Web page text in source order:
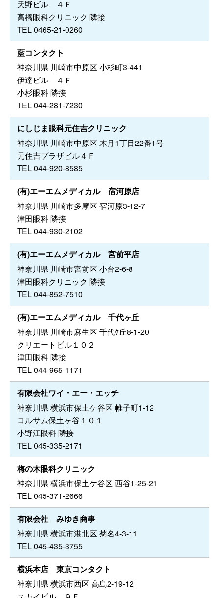
天野ビル ４Ｆ
高橋眼科クリニック 隣接
TEL 0465-21-0260
藍コンタクト
神奈川県 川崎市中原区 小杉町3-441
伊達ビル ４Ｆ
小杉眼科 隣接
TEL 044-281-7230
にしじま眼科元住吉クリニック
神奈川県 川崎市中原区 木月1丁目22番1号
元住吉プラザビル４Ｆ
TEL 044-920-8585
(有)エーエムメディカル 宿河原店
神奈川県 川崎市多摩区 宿河原3-12-7
津田眼科 隣接
TEL 044-930-2102
(有)エーエムメディカル 宮前平店
神奈川県 川崎市宮前区 小台2-6-8
津田眼科クリニック 隣接
TEL 044-852-7510
(有)エーエムメディカル 千代ヶ丘
神奈川県 川崎市麻生区 千代ｹ丘8-1-20
クリエートビル１０２
津田眼科 隣接
TEL 044-965-1171
有限会社ワイ・エー・エッチ
神奈川県 横浜市保土ケ谷区 帷子町1-12
コルサム保土ヶ谷１０１
小野江眼科 隣接
TEL 045-335-2171
梅の木眼科クリニック
神奈川県 横浜市保土ケ谷区 西谷1-25-21
TEL 045-371-2666
有限会社 みゆき商事
神奈川県 横浜市港北区 菊名4-3-11
TEL 045-435-3755
横浜本店 東京コンタクト
神奈川県 横浜市西区 高島2-19-12